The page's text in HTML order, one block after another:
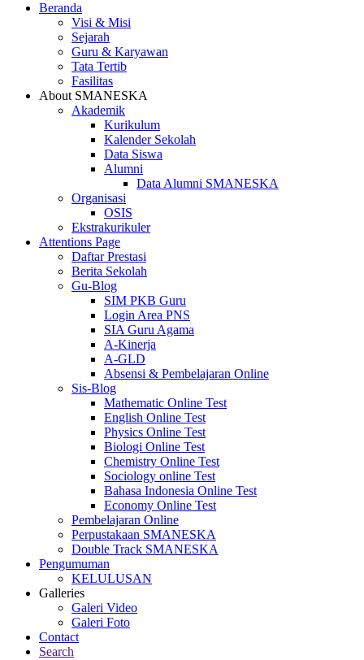
Beranda
Visi & Misi
Sejarah
Guru & Karyawan
Tata Tertib
Fasilitas
About SMANESKA
Akademik
Kurikulum
Kalender Sekolah
Data Siswa
Alumni
Data Alumni SMANESKA
Organisasi
OSIS
Ekstrakurikuler
Attentions Page
Daftar Prestasi
Berita Sekolah
Gu-Blog
SIM PKB Guru
Login Area PNS
SIA Guru Agama
A-Kinerja
A-GLD
Absensi & Pembelajaran Online
Sis-Blog
Mathematic Online Test
English Online Test
Physics Online Test
Biologi Online Test
Chemistry Online Test
Sociology online Test
Bahasa Indonesia Online Test
Economy Online Test
Pembelajaran Online
Perpustakaan SMANESKA
Double Track SMANESKA
Pengumuman
KELULUSAN
Galleries
Galeri Video
Galeri Foto
Contact
Search